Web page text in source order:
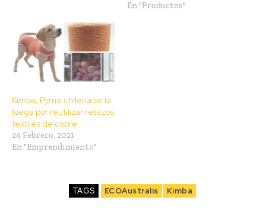
En "Productos"
Kimba, Pyme chilena se la
juega por reutilizar retazos
textiles de cobre
24 Febrero, 2021
En "Emprendimiento"
TAGS ECOAustralis Kimba